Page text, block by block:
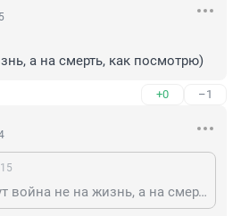
а на смерть, как посмотрю)
+0 –1
вы продавец?!) тут война не на жизнь, а на смерть, как посмотрю)